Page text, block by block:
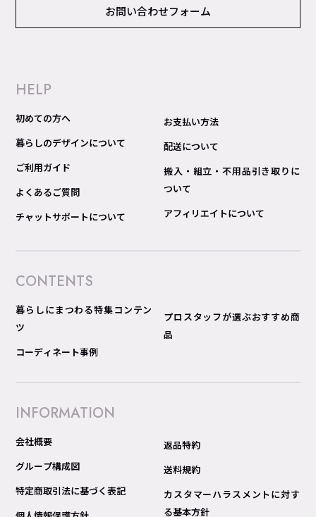
お問い合わせフォーム
HELP
初めての方へ
暮らしのデザインについて
ご利用ガイド
よくあるご質問
チャットサポートについて
お支払い方法
配送について
搬入・組立・不用品引き取りに
ついて
アフィリエイトについて
CONTENTS
暮らしにまつわる特集コンテン
ツ
コーディネート事例
プロスタッフが選ぶおすすめ商
品
INFORMATION
会社概要
グループ構成図
特定商取引法に基づく表記
返品特約
送料規約
カスタマーハラスメントに対す
る基本方針